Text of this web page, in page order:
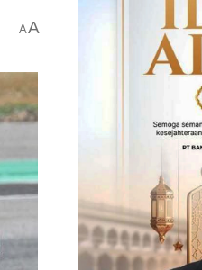
AA